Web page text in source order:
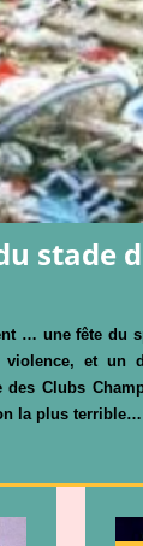
stade
… une fête du
et un
des Clubs
la plus terrible…